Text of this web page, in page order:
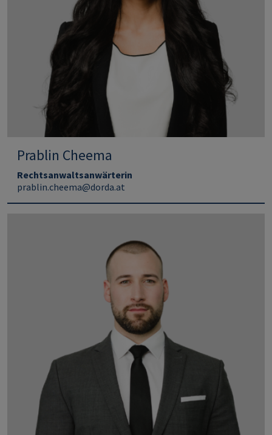
Prablin Cheema
Rechtsanwaltsanwärterin
prablin.cheema@dorda.at